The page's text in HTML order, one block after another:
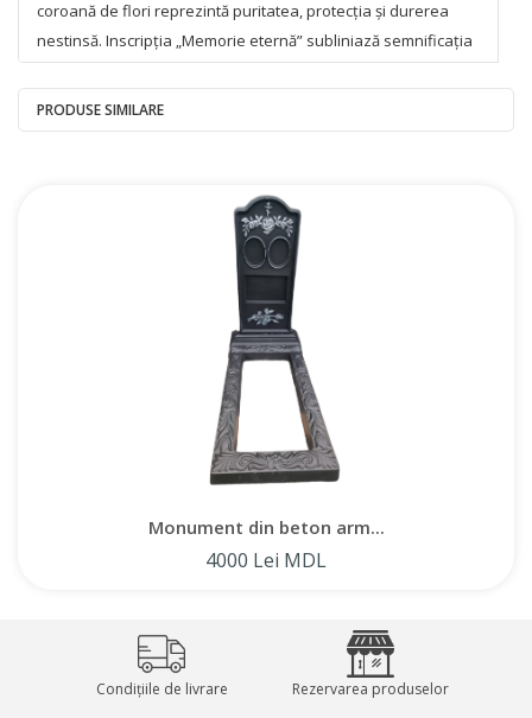
coroană de flori reprezintă puritatea, protecția și durerea
nestinsă. Inscripția „Memorie eternă” subliniază semnificația
profundă a monumentului.
Monumentele noastre din beton sunt fabricate folosind
fluctuațiile de temperatură, umiditate și alte influențe dure
ale mediului, menținându-și aspectul original timp de mulți
ani. Acest lucru le face o soluție fiabilă și practică pentru
Monumentul dispune de o nișă convenabilă pentru un portret
sau o placă cu informațiile personale ale defunctului. Puteți
achiziționa acest tip de monument pentru a vă exprima
durerea profundă și respectul față de defunct. Oferim
monumente din beton armat de înaltă calitate direct de la
producător la prețuri accesibile.
PRODUSE SIMILARE
Monument din beton arm...
4000 Lei MDL
Condițiile de livrare Rezervarea produselor